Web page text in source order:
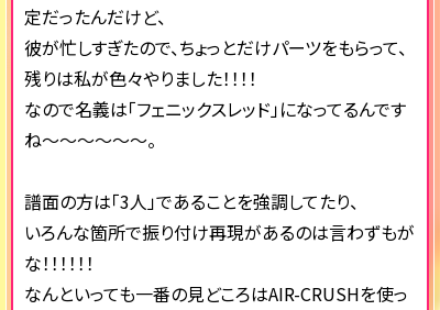
定だったんだけど、
彼が忙しすぎたので、ちょっとだけパーツをもらって、
残りは私が色々やりました！！！！
なので名義は「フェニックスレッド」になってるんです
ね～～～～～～。
譜面の方は「3人」であることを強調してたり、
いろんな箇所で振り付け再現があるのは言わずもが
な！！！！！！
なんといっても一番の見どころはAIR-CRUSHを使っ